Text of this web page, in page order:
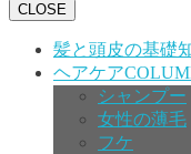
CLOSE
髪と頭皮の基礎
ヘアケア
シャンプー
女性の薄毛
フケ